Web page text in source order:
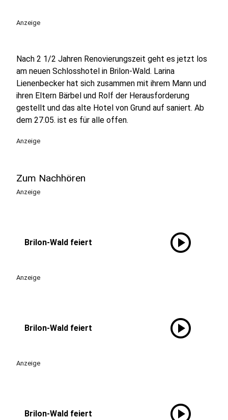
Anzeige
Nach 2 1/2 Jahren Renovierungszeit geht es jetzt los
am neuen Schlosshotel in Brilon-Wald. Larina
Lienenbecker hat sich zusammen mit ihrem Mann und
ihren Eltern Bärbel und Rolf der Herausforderung
gestellt und das alte Hotel von Grund auf saniert. Ab
dem 27.05. ist es für alle offen.
Anzeige
Zum Nachhören
Anzeige
Brilon-Wald feiert play_circle
Anzeige
Brilon-Wald feiert play_circle
Anzeige
Brilon-Wald feiert play_circle